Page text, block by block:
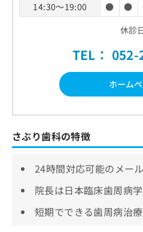
14:30～19:00
● ●
休診
TEL：
ホーム
さぶり歯科の特徴
24時間対応可能のメー
院長は日本臨床歯周病
短期でできる歯周病治療